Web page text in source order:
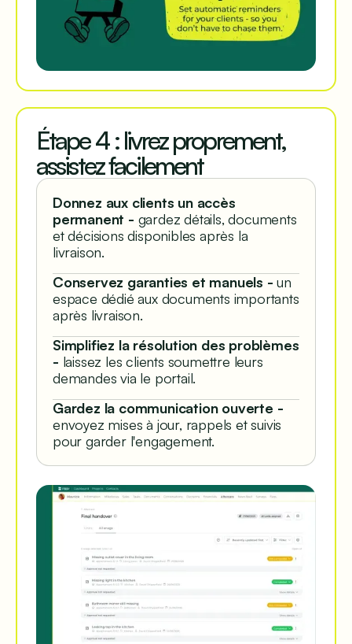
Étape 4 : livrez proprement,
assistez facilement
Donnez aux clients un accès
permanent - gardez détails, documents
et décisions disponibles après la
livraison.
Conservez garanties et manuels - un
espace dédié aux documents importants
après livraison.
Simplifiez la résolution des problèmes
- laissez les clients soumettre leurs
demandes via le portail.
Gardez la communication ouverte -
envoyez mises à jour, rappels et suivis
pour garder l'engagement.